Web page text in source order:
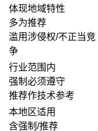
体现地域特性
多为推荐
滥用涉侵权/不正当竞
争
行业范围内
强制必须遵守
推荐作技术参考
本地区适用
含强制/推荐